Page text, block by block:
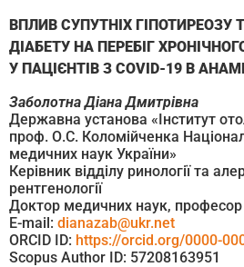
ВПЛИВ СУПУТНІХ ГІПОТИРЕОЗУ
ДІАБЕТУ НА ПЕРЕБІГ
У ПАЦІЄНТІВ З COVID-19 В
Заболотна Діана Дмитрівна
Державна установа «Інститут
проф. О.С. Коломійченка
медичних наук України»
Керівник відділу ринології та
рентгенології
Доктор медичних наук, професор
E-mail: dianazab@ukr.net
ORCID ID: https://orcid.org/0000-
Scopus Author ID: 57208163951